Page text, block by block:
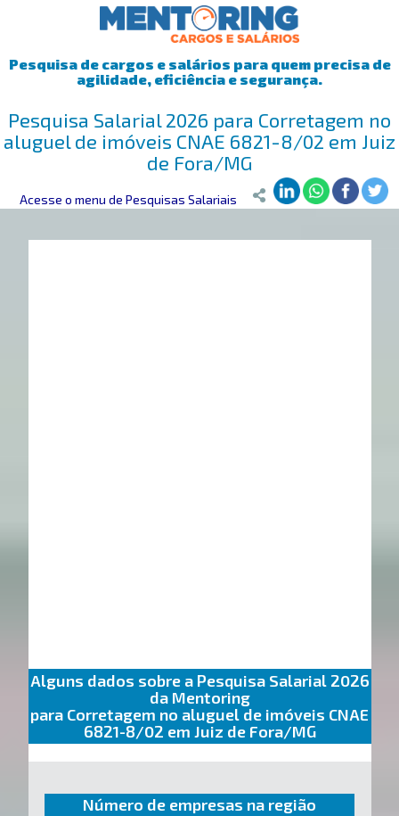
Pesquisa de cargos e salários para quem precisa de
agilidade, eficiência e segurança.
Pesquisa Salarial 2026 para Corretagem no
aluguel de imóveis CNAE 6821-8/02 em Juiz
de Fora/MG
Mentoring>Pesquisa Salarial>Juiz de Fora/MG>Corretagem no
Acesse o menu de Pesquisas Salariais
Alguns dados sobre a Pesquisa Salarial 2026
da Mentoring
para Corretagem no aluguel de imóveis CNAE
6821-8/02 em Juiz de Fora/MG
Número de empresas na região